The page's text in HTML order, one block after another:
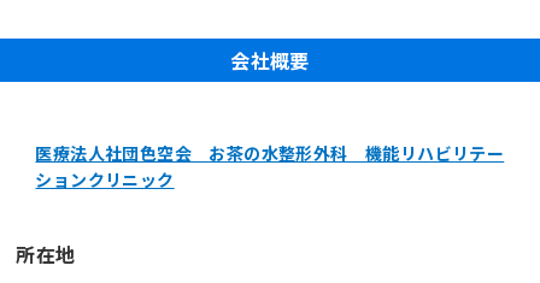
会社概要
医療法人社団色空会 お茶の水整形外科 機能リハビリテー
ションクリニック
所在地